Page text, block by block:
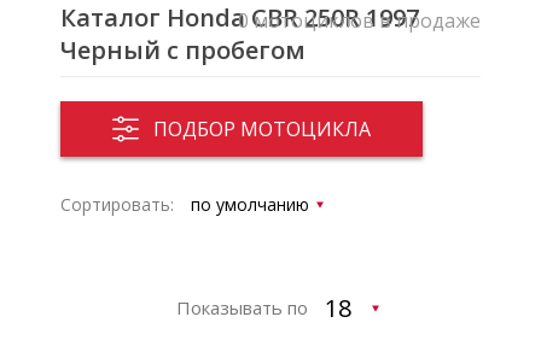
Каталог Honda CBR 250R 1997
Черный с пробегом
ПОДБОР МОТОЦИКЛА
0 мотоциклов в продаже
Сортировать:
Показывать по